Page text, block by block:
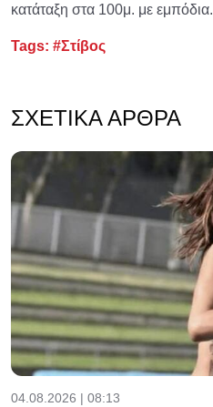
κατάταξη στα 100μ. με εμπόδια.
Tags: #Στίβος
ΣΧΕΤΙΚΆ ΆΡΘΡΑ
04.08.2026 | 08:13